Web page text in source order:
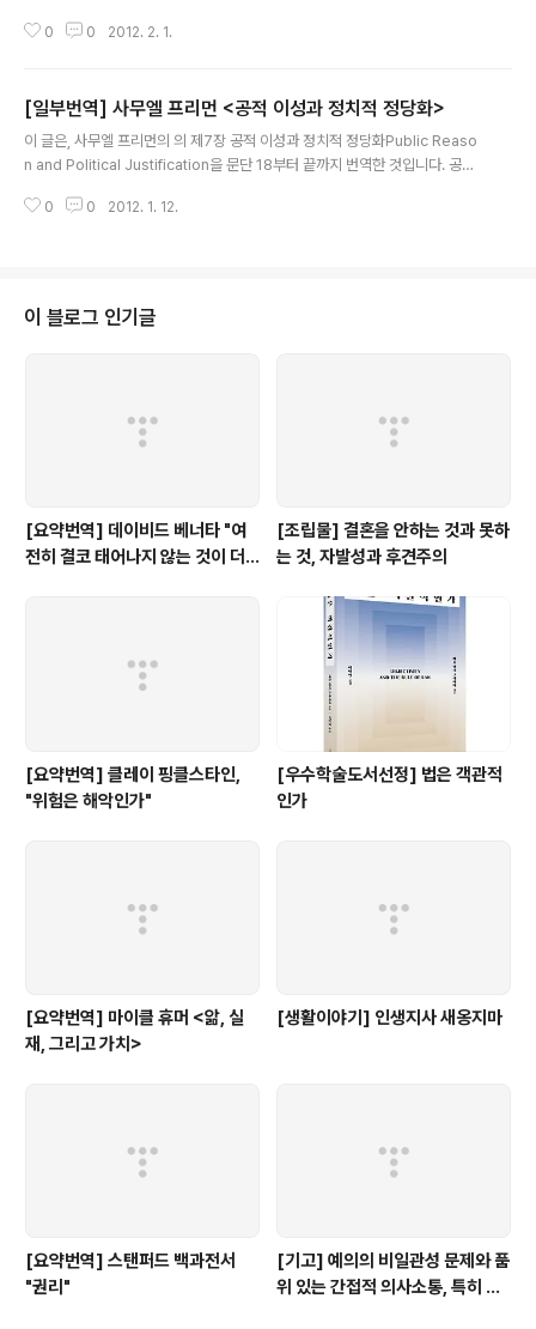
다. 그런데 이 강점은 공리주의가 '행위의 결과를 고려하는' 결과주의이기 때문
하여 계산할 수 있다고 보기 때문에 생기는 것이다. 그런데 많은 이론가들은 이
강점의 연원을 엉터리로 파악한다. 즉, 칸트식의 의무론은 '비결과주의'이여서
결과도 생각하지 않고 무조건 행동만 똑바로 한다고 하고, 공리주의와 같은 '결
0 0 2012. 2. 1.
[일부번역] 사무엘 프리먼 <공적 이성과 정치적 정당화>
이 글은, 사무엘 프리먼의 의 제7장 공적 이성과 정치적 정당화Public Reaso
n and Political Justification을 문단 18부터 끝까지 번역한 것입니다. 공적
지 않습니다. 저는 공적 이성이라는 개념이 실제로 한국 사회의 헌법 논쟁에서
한다고 봅니다. 특히 롤즈의 공적 이성은 자유주의의 핵심 신조를 '형이상학
적'인 것으로 잘못 배제한다는 점에서 범위가 너무 좁게 잡혀..
0 0 2012. 1. 12.
이 블로그 인기글
[요약번역] 데이비드 베너타 "여
전히 결코 태어나지 않는 것이 더
[조립물] 결혼을 안하는 것과 못하
는 것, 자발성과 후견주의
[요약번역] 클레이 핑클스타인,
"위험은 해악인가"
[우수학술도서선정] 법은 객관적
인가
[요약번역] 마이클 휴머 <앎, 실
재, 그리고 가치>
[생활이야기] 인생지사 새옹지마
[요약번역] 스탠퍼드 백과전서
"권리"
[기고] 예의의 비일관성 문제와 품
위 있는 간접적 의사소통, 특히 수